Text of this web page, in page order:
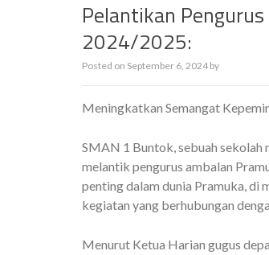
Pelantikan
2024/2025:
Posted on September 6, 2024 by
Meningkatkan Semangat
SMAN 1 Buntok, sebuah sekolah
melantik pengurus ambalan
penting dalam dunia Pramuka, di
kegiatan yang berhubungan
Menurut Ketua Harian gugus